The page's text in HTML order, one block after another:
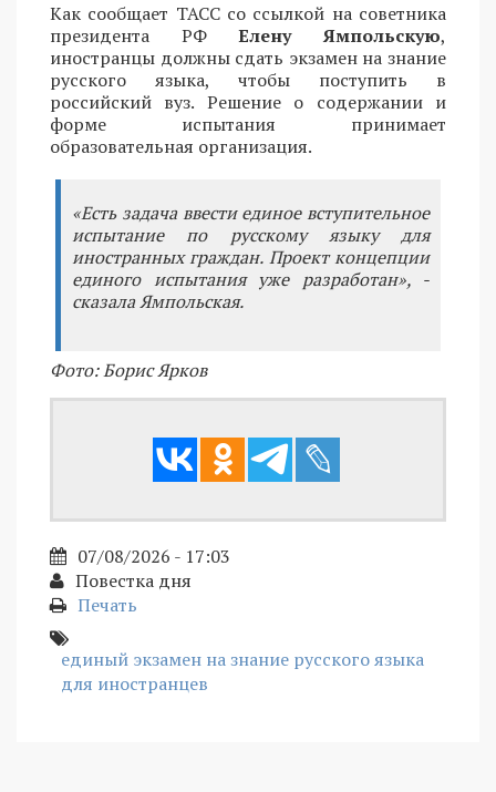
Как сообщает ТАСС со ссылкой на советника
президента РФЕлену Ямпольскую,
иностранцы должны сдать экзамен на знание
русского языка, чтобы поступить в
российский вуз. Решение о содержании и
форме испытания принимает
образовательная организация.
«Есть задача ввести единое вступительное
испытание по русскому языку для
иностранных граждан. Проект концепции
единого испытания уже разработан», -
сказала Ямпольская.
Фото: Борис Ярков
07/08/2026 - 17:03
Повестка дня
Печать
единый экзамен на знание русского языка
для иностранцев